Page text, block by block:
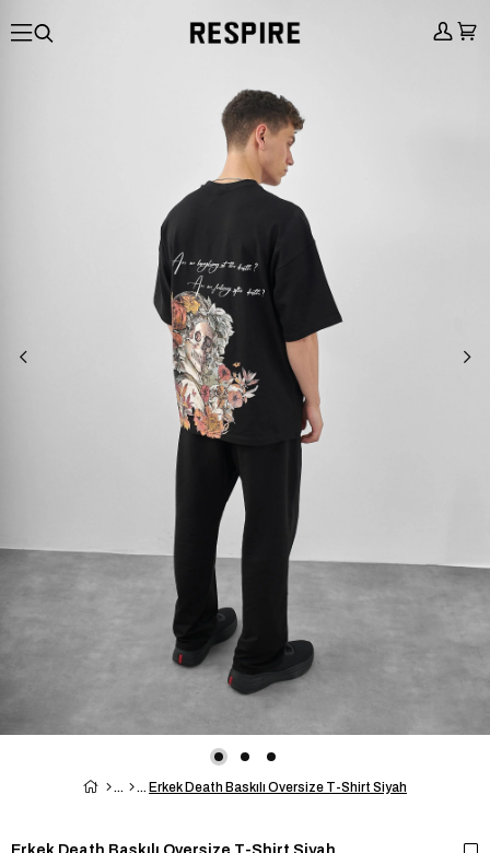
Erkek Death Baskılı Oversize T-Shirt Siyah